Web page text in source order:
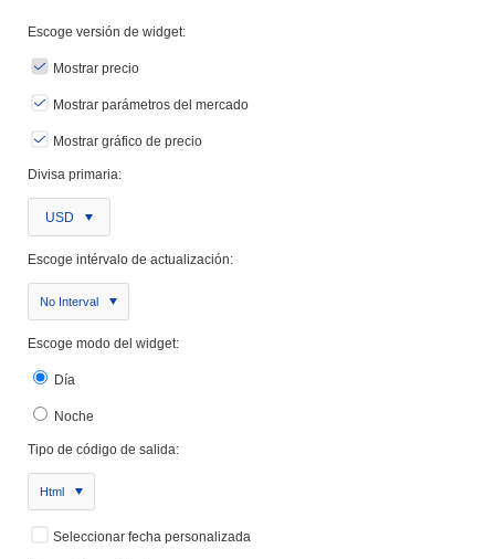
Escoge versión de widget:
Mostrar precio
Mostrar parámetros del mercado
Mostrar gráfico de precio
Divisa primaria:
USD
Escoge intérvalo de actualización:
No Interval
Escoge modo del widget:
Día
Noche
Tipo de código de salida:
Html
Seleccionar fecha personalizada